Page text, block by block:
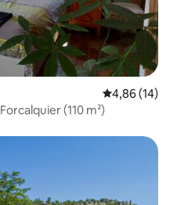
Évaluation
4,86 (14)
(110 m²)